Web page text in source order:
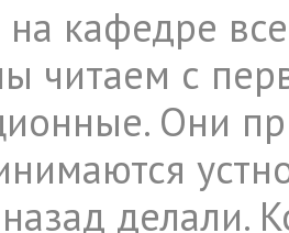
кафедре
читаем с
Они
делали.